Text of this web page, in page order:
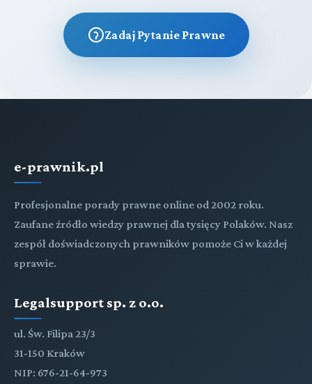
Zadaj Pytanie Prawne
e-prawnik.pl
Profesjonalne porady prawne online od 2002 roku.
Zaufane źródło wiedzy prawnej dla tysięcy Polaków. Nasz
zespół doświadczonych prawników pomoże Ci w każdej
sprawie.
Legalsupport sp. z o.o.
ul. Św. Filipa 23/3
31-150 Kraków
NIP: 676-21-64-973